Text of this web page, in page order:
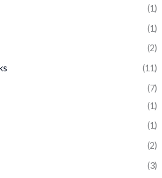
(1)
(1)
(2)
(11)
(7)
(1)
(1)
(2)
(3)